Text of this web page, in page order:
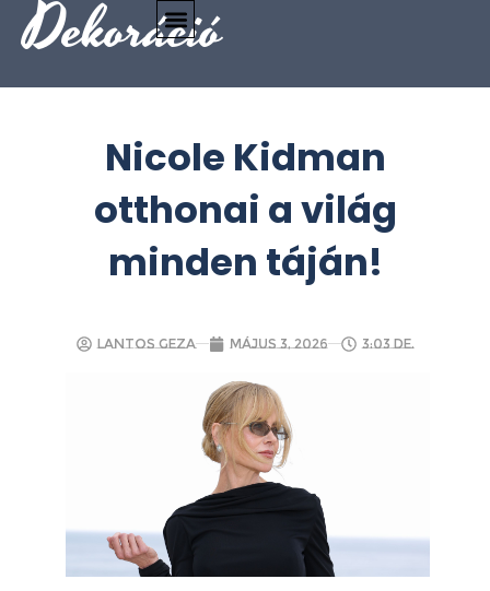
Dekoráció
Nicole Kidman
otthonai a világ
minden táján!
Lantos Geza május 3, 2026 3:03 de.